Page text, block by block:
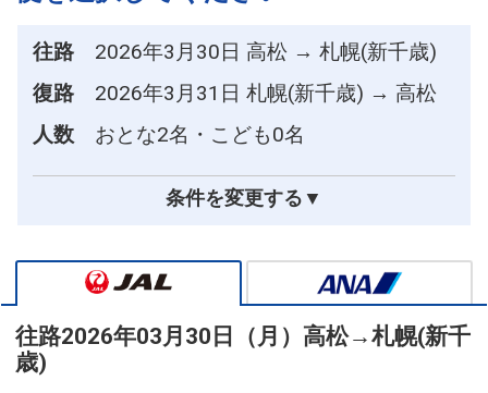
往路
2026年3月30日 高松 → 札幌(新千歳)
復路
2026年3月31日 札幌(新千歳) → 高松
人数
おとな2名・こども0名
条件を変更する▼
往路2026年03月30日（月） 高松→札幌(新千
歳)